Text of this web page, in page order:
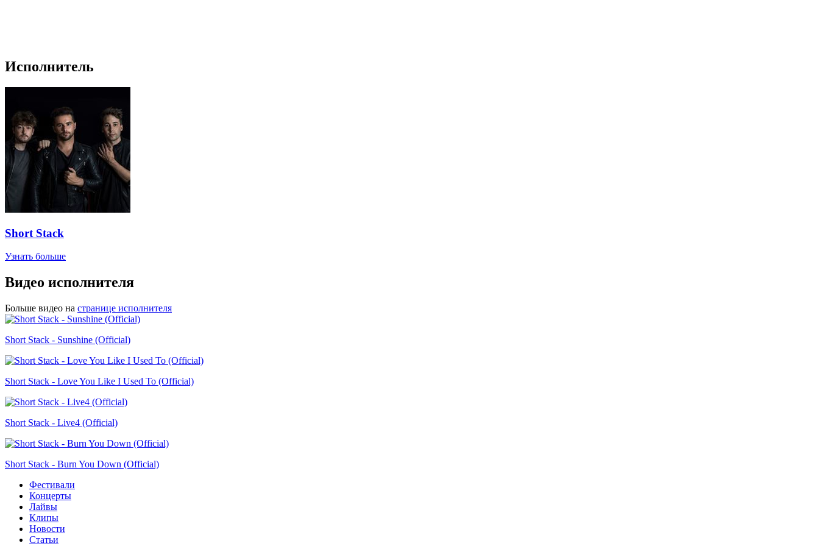
Исполнитель
Short Stack
Узнать больше
Видео исполнителя
Больше видео на странице исполнителя
Short Stack - Sunshine (Official)
Short Stack - Love You Like I Used To (Official)
Short Stack - Live4 (Official)
Short Stack - Burn You Down (Official)
Фестивали
Концерты
Лайвы
Клипы
Новости
Статьи